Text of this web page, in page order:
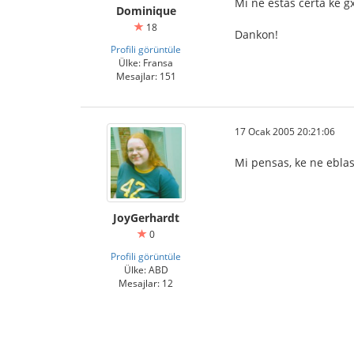
Dominique
18
Profili görüntüle
Ülke: Fransa
Mesajlar: 151
Dankon!
JoyGerhardt
0
Profili görüntüle
Ülke: ABD
Mesajlar: 12
17 Ocak 2005 20:21:06
Mi pensas, ke ne